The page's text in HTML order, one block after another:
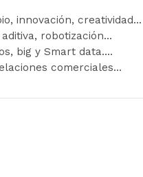
innovación, creatividad…
robotización…
big y Smart data….
comerciales…